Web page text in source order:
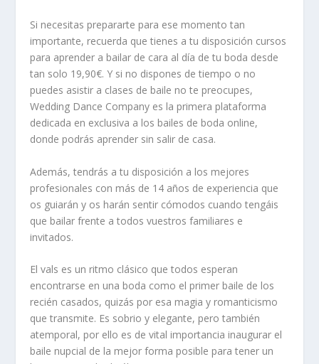
Si necesitas prepararte para ese momento tan
importante, recuerda que tienes a tu disposición cursos
para aprender a bailar de cara al día de tu boda desde
tan solo 19,90€. Y si no dispones de tiempo o no
puedes asistir a clases de baile no te preocupes,
Wedding Dance Company es la primera plataforma
dedicada en exclusiva a los bailes de boda online,
donde podrás aprender sin salir de casa.
Además, tendrás a tu disposición a los mejores
profesionales con más de 14 años de experiencia que
os guiarán y os harán sentir cómodos cuando tengáis
que bailar frente a todos vuestros familiares e
invitados.
El vals es un ritmo clásico que todos esperan
encontrarse en una boda como el primer baile de los
recién casados, quizás por esa magia y romanticismo
que transmite. Es sobrio y elegante, pero también
atemporal, por ello es de vital importancia inaugurar el
baile nupcial de la mejor forma posible para tener un